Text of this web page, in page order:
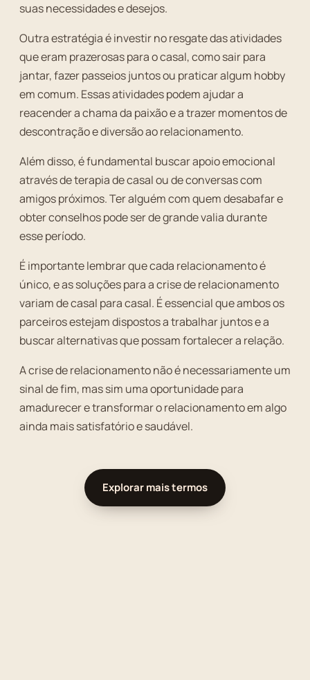
suas necessidades e desejos.
Outra estratégia é investir no resgate das atividades
que eram prazerosas para o casal, como sair para
jantar, fazer passeios juntos ou praticar algum hobby
em comum. Essas atividades podem ajudar a
reacender a chama da paixão e a trazer momentos de
descontração e diversão ao relacionamento.
Além disso, é fundamental buscar apoio emocional
através de terapia de casal ou de conversas com
amigos próximos. Ter alguém com quem desabafar e
obter conselhos pode ser de grande valia durante
esse período.
É importante lembrar que cada relacionamento é
único, e as soluções para a crise de relacionamento
variam de casal para casal. É essencial que ambos os
parceiros estejam dispostos a trabalhar juntos e a
buscar alternativas que possam fortalecer a relação.
A crise de relacionamento não é necessariamente um
sinal de fim, mas sim uma oportunidade para
amadurecer e transformar o relacionamento em algo
ainda mais satisfatório e saudável.
Explorar mais termos